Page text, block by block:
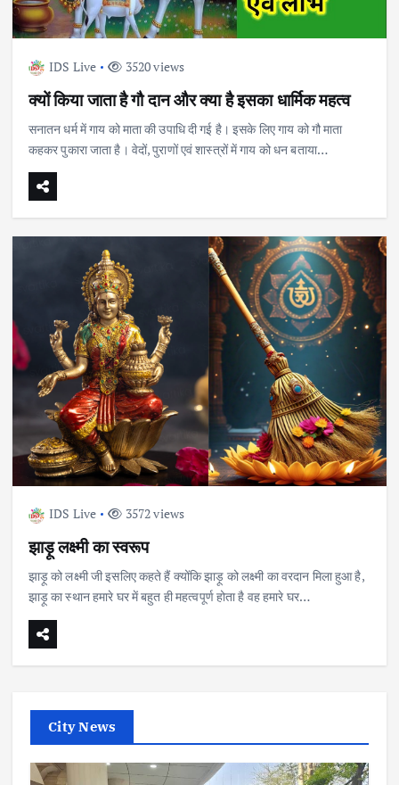
IDS Live 3520 views
क्यों किया जाता है गौ दान और क्या है इसका धार्मिक महत्व
सनातन धर्म में गाय को माता की उपाधि दी गई है। इसके लिए गाय को गौ माता
कहकर पुकारा जाता है। वेदों, पुराणों एवं शास्त्रों में गाय को धन बताया…
IDS Live 3572 views
झाड़ू लक्ष्मी का स्वरूप
झाड़ू को लक्ष्मी जी इसलिए कहते हैं क्योंकि झाड़ू को लक्ष्मी का वरदान मिला हुआ है,
झाड़ू का स्थान हमारे घर में बहुत ही महत्वपूर्ण होता है वह हमारे घर…
City News